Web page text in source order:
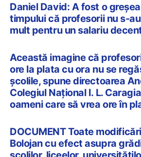
Daniel David: A fost o
timpului că profesorii nu s-
mult pentru un salariu
Această imagine că
ore la plata cu ora nu se
școlile, spune directoarea
Colegiul Național I. L.
oameni care să vrea ore în
DOCUMENT Toate
Bolojan cu efect asupra